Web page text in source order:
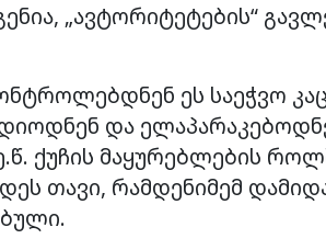
„ავტორიტეტების“
ეს საეჭვო
და
ქუჩის მაყურებლების
თავი, რამდენიმემ